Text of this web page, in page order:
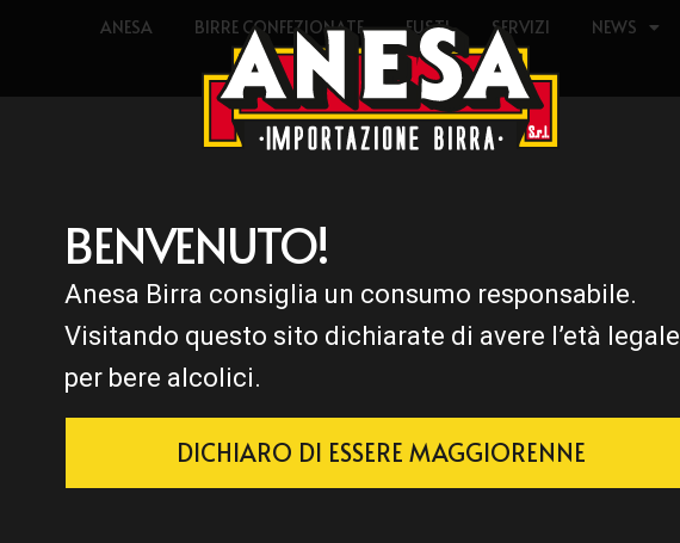
ANESA BIRRE CONFEZIONATE FUSTI SERVIZI NEWS
MECC.
di Paix Dieu,
BENVENUTO!
Anesa Birra consiglia un consumo responsabile.
Visitando questo sito dichiarate di avere l’età legale
per bere alcolici.
DICHIARO DI ESSERE MAGGIORENNE